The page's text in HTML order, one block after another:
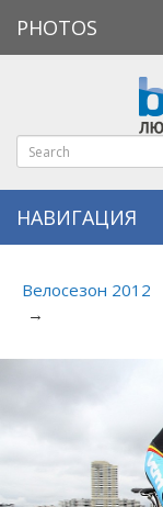
PHOTOS
НАВИГАЦИЯ
Велосезон 2012
→